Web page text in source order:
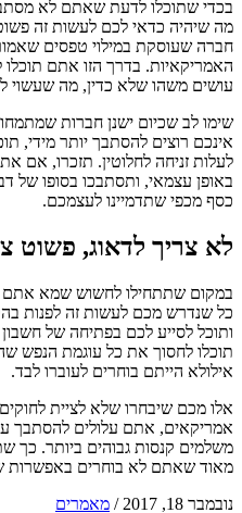
בכדי שתוכלו לדעת שאתם לא
מה שיהיה כדאי לכם לעשות זה
חברה שעוסקת במילוי טפסים
האמריקאיות. בדרך הזו אתם
עושים משהו שלא כדין, מה שעשוי
שימו לב שכיום ישנן חברות
אינכם רוצים להסתבך יותר מידי,
לעלות זניחה לחלוטין. תזכרו,
באופן עצמאי, ותסתבכו בסופו של
כסף מכפי שתדמיינו לעצמכם.
לא צריך לדאוג, פשוט
במקום שתתחילו לחשוש שמא אתם
כל שנדרש מכם לעשות זה לפנות
ותוכל לסייע לכם בפתיחה של
תוכלו לחסוך את כל עוגמת הנפש
אילולא הייתם בוחרים לעוברו לבד.
אלו מכם שיבחרו שלא לציית
אמריקאים, אתם עלולים להסתבך
משלמים קנסות גבוהים ביותר. כך
מאוד שאתם לא בוחרים באפשרות
נובמבר 18, 2017
/ מאמרים